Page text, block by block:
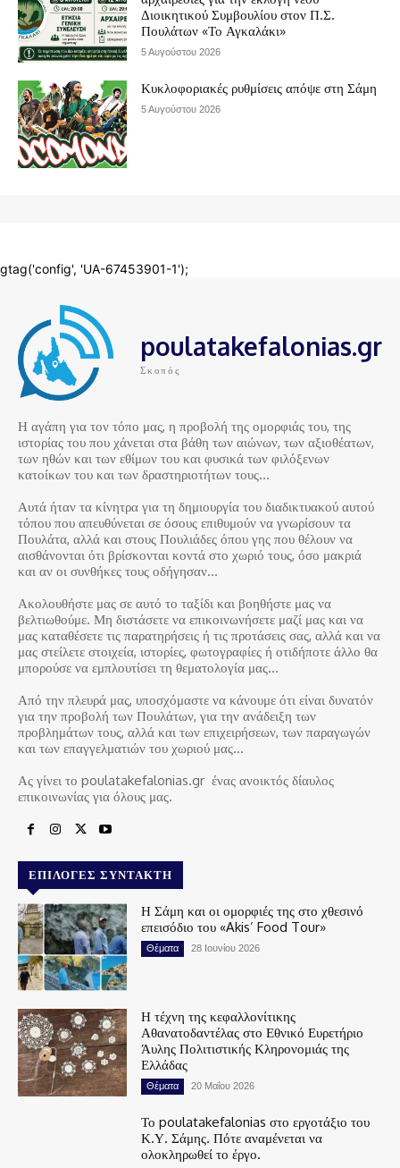
poulatakefalonias.gr
Σκοπός
Η αγάπη για τον τόπο μας, η προβολή της ομορφιάς του, της
ιστορίας του που χάνεται στα βάθη των αιώνων, των αξιοθέατων,
των ηθών και των εθίμων του και φυσικά των φιλόξενων
κατοίκων του και των δραστηριοτήτων τους…
Αυτά ήταν τα κίνητρα για τη δημιουργία του διαδικτυακού αυτού
τόπου που απευθύνεται σε όσους επιθυμούν να γνωρίσουν τα
Πουλάτα, αλλά και στους Πουλιάδες όπου γης που θέλουν να
αισθάνονται ότι βρίσκονται κοντά στο χωριό τους, όσο μακριά
και αν οι συνθήκες τους οδήγησαν…
Ακολουθήστε μας σε αυτό το ταξίδι και βοηθήστε μας να
βελτιωθούμε. Μη διστάσετε να επικοινωνήσετε μαζί μας και να
μας καταθέσετε τις παρατηρήσεις ή τις προτάσεις σας, αλλά και να
μας στείλετε στοιχεία, ιστορίες, φωτογραφίες ή οτιδήποτε άλλο θα
μπορούσε να εμπλουτίσει τη θεματολογία μας…
Από την πλευρά μας, υποσχόμαστε να κάνουμε ότι είναι δυνατόν
για την προβολή των Πουλάτων, για την ανάδειξη των
προβλημάτων τους, αλλά και των επιχειρήσεων, των παραγωγών
και των επαγγελματιών του χωριού μας…
Ας γίνει το poulatakefalonias.gr ένας ανοικτός δίαυλος
επικοινωνίας για όλους μας.
ΕΠΙΛΟΓΈΣ ΣΥΝΤΆΚΤΗ
Η Σάμη και οι ομορφιές της στο χθεσινό
επεισόδιο του «Akis’ Food Tour»
Θέματα 28 Ιουνίου 2026
Η τέχνη της κεφαλλονίτικης
Αθανατοδαντέλας στο Εθνικό Ευρετήριο
Άυλης Πολιτιστικής Κληρονομιάς της
Ελλάδας
Θέματα 20 Μαΐου 2026
Το poulatakefalonias στο εργοτάξιο του
Κ.Υ. Σάμης. Πότε αναμένεται να
ολοκληρωθεί το έργο.